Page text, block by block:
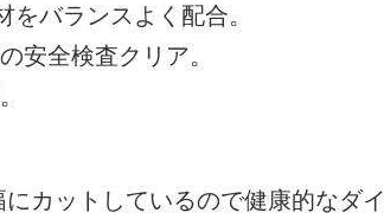
バランスよく配合。
安全検査クリア。
カットしているので健康的なダイ